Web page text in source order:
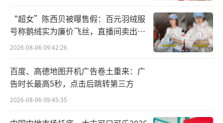
收盘，极星股价为0.89美元/股，已经连续31个
交易日股价低于1美元。按照纳斯达克（Nasda
q）交易所规定，如果股票连续30个交易日的每
日收盘价都低于1美元，该公司将受到退市警
告。如果在被警告后的180天内，未达到连续10
个交易日收盘价格大于1美元的整改标准，将面
临停牌或退市。截止发稿，极星股价为1.40元/
“超女”陈西贝被曝售假：百元羽绒服
号称鹅绒实为廉价飞丝，直播间卖出超
百万元
2026-08-06 09:42:26
百度、高德地图开机广告卷土重来：广
告时长最高5秒，点击后跳转第三方
2026-08-06 09:45:35